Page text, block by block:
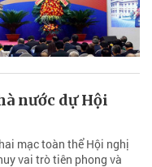
nước dự Hội
mạc toàn thể Hội nghị
vai trò tiên phong và